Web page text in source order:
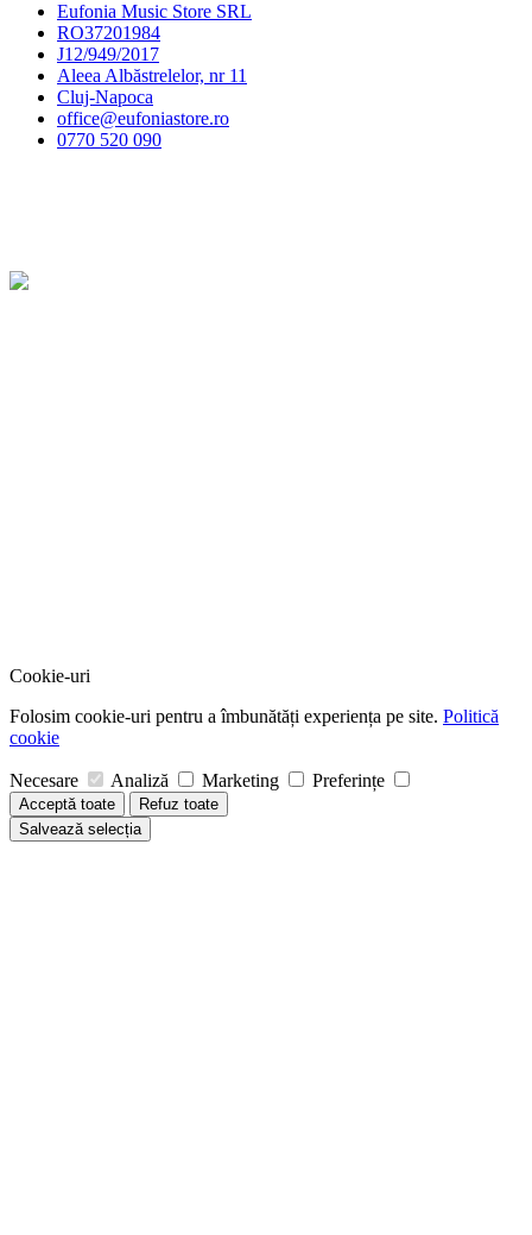
Eufonia Music Store SRL
RO37201984
J12/949/2017
Aleea Albăstrelelor, nr 11
Cluj-Napoca
office@eufoniastore.ro
0770 520 090
Cookie-uri
Folosim cookie-uri pentru a îmbunătăți experiența pe site. Politică
cookie
Necesare Analiză Marketing Preferințe
Acceptă toate
Refuz toate
Salvează selecția